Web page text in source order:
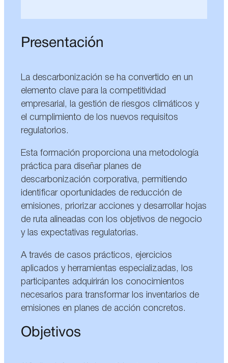
Presentación
La descarbonización se ha convertido en un
elemento clave para la competitividad
empresarial, la gestión de riesgos climáticos y
el cumplimiento de los nuevos requisitos
regulatorios.
Esta formación proporciona una metodología
práctica para diseñar planes de
descarbonización corporativa, permitiendo
identificar oportunidades de reducción de
emisiones, priorizar acciones y desarrollar hojas
de ruta alineadas con los objetivos de negocio
y las expectativas regulatorias.
A través de casos prácticos, ejercicios
aplicados y herramientas especializadas, los
participantes adquirirán los conocimientos
necesarios para transformar los inventarios de
emisiones en planes de acción concretos.
Objetivos